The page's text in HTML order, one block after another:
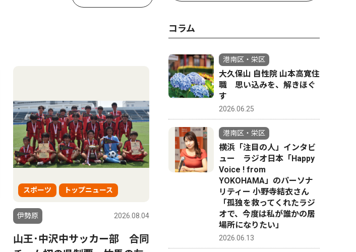
スポーツ トップニュース
伊勢原 2026.08.04
山王･中沢中サッカー部 合同
コラム
港南区・栄区
大久保山 自性院 山本高寛住
職 思い込みを、解きほぐ
す
2026.06.25
港南区・栄区
横浜「注目の人」インタビ
ュー ラジオ日本「Happy
Voice ! from
YOKOHAMA」のパーソナ
リティー 小野寺結衣さん
「孤独を救ってくれたラジ
オで、今度は私が誰かの居
場所になりたい」
2026.06.13